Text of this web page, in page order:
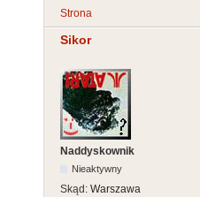
Strona
Sikor
Naddyskownik
Nieaktywny
Skąd: Warszawa